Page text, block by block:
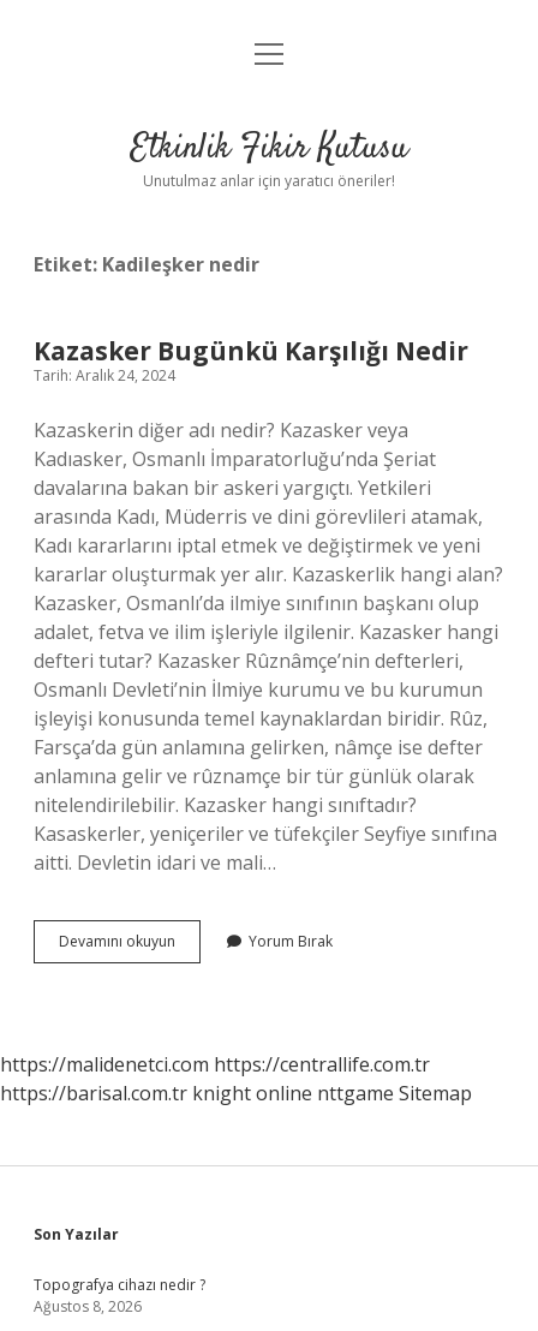
Anasayfa
Yasal Uyarı
menüyü
Etkinlik Fikir Kutusu
Unutulmaz anlar için yaratıcı öneriler!
Etiket: Kadileşker nedir
Kazasker Bugünkü Karşılığı Nedir
Tarih: Aralık 24, 2024
Kazaskerin diğer adı nedir? Kazasker veya
Kadıasker, Osmanlı İmparatorluğu’nda Şeriat
davalarına bakan bir askeri yargıçtı. Yetkileri
arasında Kadı, Müderris ve dini görevlileri atamak,
Kadı kararlarını iptal etmek ve değiştirmek ve yeni
kararlar oluşturmak yer alır. Kazaskerlik hangi alan?
Kazasker, Osmanlı’da ilmiye sınıfının başkanı olup
adalet, fetva ve ilim işleriyle ilgilenir. Kazasker hangi
defteri tutar? Kazasker Rûznâmçe’nin defterleri,
Osmanlı Devleti’nin İlmiye kurumu ve bu kurumun
işleyişi konusunda temel kaynaklardan biridir. Rûz,
Farsça’da gün anlamına gelirken, nâmçe ise defter
anlamına gelir ve rûznamçe bir tür günlük olarak
nitelendirilebilir. Kazasker hangi sınıftadır?
Kasaskerler, yeniçeriler ve tüfekçiler Seyfiye sınıfına
aitti. Devletin idari ve mali…
Devamını okuyun Kazasker
Bugünkü
Yorum Bırak
https://malidenetci.com https://centrallife.com.tr
https://barisal.com.tr knight online nttgame Sitemap
Sidebar
Son Yazılar
Topografya cihazı nedir ?
Ağustos 8, 2026